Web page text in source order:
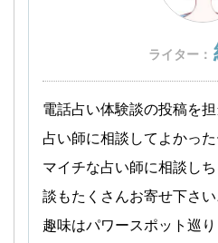
ライター：
電話占い体験談の投稿を
占い師に相談してよかっ
マイチな占い師に相談し
談もたくさんお寄せ下さ
趣味はパワースポット巡